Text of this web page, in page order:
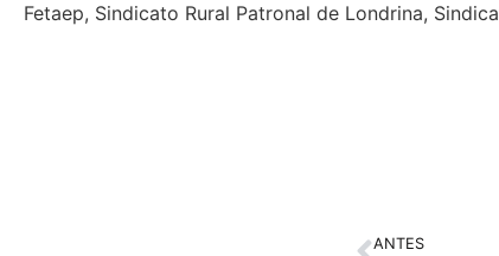
Fetaep, Sindicato Rural Patronal de Londrina,
ANTES